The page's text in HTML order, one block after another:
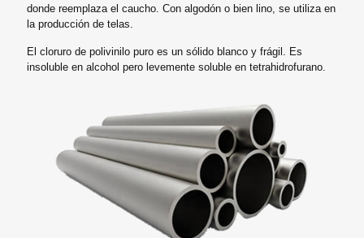
donde reemplaza el caucho. Con algodón o bien lino, se utiliza en
la producción de telas.
El cloruro de polivinilo puro es un sólido blanco y frágil. Es
insoluble en alcohol pero levemente soluble en tetrahidrofurano.